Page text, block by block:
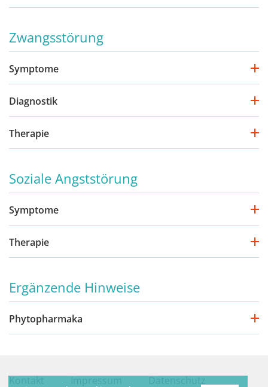
Zwangsstörung
Symptome
Diagnostik
Therapie
Soziale Angststörung
Symptome
Therapie
Ergänzende Hinweise
Phytopharmaka